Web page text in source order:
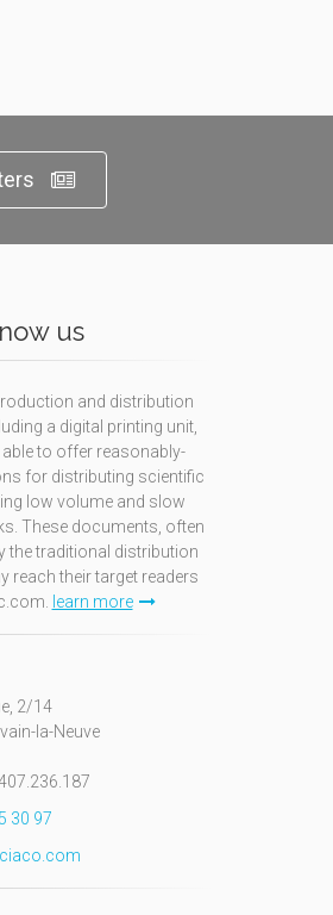
us
and distribution
a digital printing unit,
to offer reasonably-
for distributing scientific
low volume and slow
These documents, often
the traditional distribution
reach their target readers
learn more
2/14
la-Neuve
30 97